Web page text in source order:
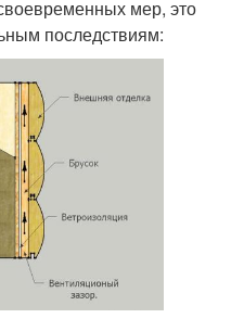
мер, это
последствиям: